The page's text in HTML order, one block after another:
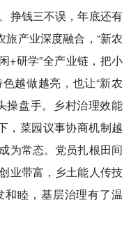
挣钱三不误，年底还有
产业深度融合，“新农
+研学”全产业链，把小
越做越亮，也让“新农
操盘手。乡村治理效能
，菜园议事协商机制越
为常态。党员扎根田间
业带富，乡土能人传技
睦，基层治理有了温